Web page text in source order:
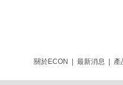
關於ECON 最新消息 產